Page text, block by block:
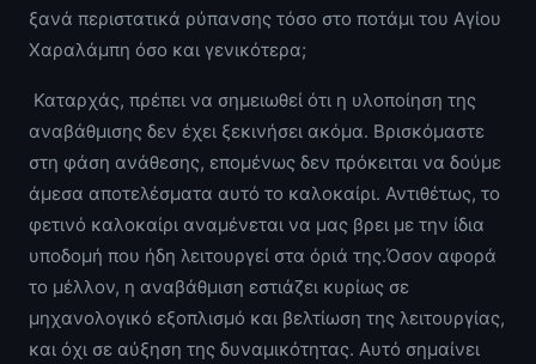
ξανά περιστατικά ρύπανσης τόσο στο ποτάμι του Αγίου
Χαραλάμπη όσο και γενικότερα;
Καταρχάς, πρέπει να σημειωθεί ότι η υλοποίηση της
αναβάθμισης δεν έχει ξεκινήσει ακόμα. Βρισκόμαστε
στη φάση ανάθεσης, επομένως δεν πρόκειται να δούμε
άμεσα αποτελέσματα αυτό το καλοκαίρι. Αντιθέτως, το
φετινό καλοκαίρι αναμένεται να μας βρει με την ίδια
υποδομή που ήδη λειτουργεί στα όριά της.Όσον αφορά
το μέλλον, η αναβάθμιση εστιάζει κυρίως σε
μηχανολογικό εξοπλισμό και βελτίωση της λειτουργίας,
και όχι σε αύξηση της δυναμικότητας. Αυτό σημαίνει